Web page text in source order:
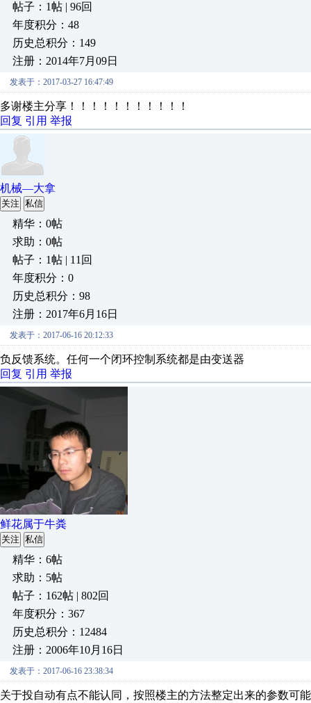
帖子：1帖 | 96回
年度积分：48
历史总积分：149
注册：2014年7月09日
发表于：2017-03-27 16:47:49
多谢楼主分享！！！！！！！！！！！
回复 引用 举报
机械—大拿
关注 私信
精华：0帖
求助：0帖
帖子：1帖 | 11回
年度积分：0
历史总积分：98
注册：2017年6月16日
发表于：2017-06-16 20:12:33
负反馈系统。任何一个闭环控制系统都是由变送器
回复 引用 举报
鲜花属于牛粪
关注 私信
精华：6帖
求助：5帖
帖子：162帖 | 802回
年度积分：367
历史总积分：12484
注册：2006年10月16日
发表于：2017-06-16 23:38:34
关于投自动有点不能认同，按照楼主的方法整定出来的参数可